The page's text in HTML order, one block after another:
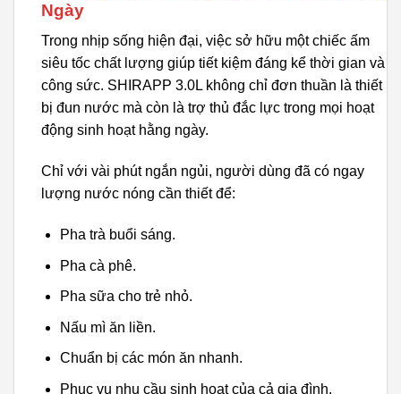
Ngày
Trong nhịp sống hiện đại, việc sở hữu một chiếc ấm
siêu tốc chất lượng giúp tiết kiệm đáng kể thời gian và
công sức. SHIRAPP 3.0L không chỉ đơn thuần là thiết
bị đun nước mà còn là trợ thủ đắc lực trong mọi hoạt
động sinh hoạt hằng ngày.
Chỉ với vài phút ngắn ngủi, người dùng đã có ngay
lượng nước nóng cần thiết để:
Pha trà buổi sáng.
Pha cà phê.
Pha sữa cho trẻ nhỏ.
Nấu mì ăn liền.
Chuẩn bị các món ăn nhanh.
Phục vụ nhu cầu sinh hoạt của cả gia đình.